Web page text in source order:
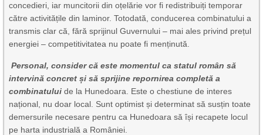
concedieri, iar muncitorii din oțelărie vor fi redistribuiți temporar
către activitățile din laminor. Totodată, conducerea combinatului a
transmis clar că, fără sprijinul Guvernului – mai ales privind prețul
energiei – competitivitatea nu poate fi menținută.
Personal, consider că este momentul ca statul român să
intervină concret și să sprijine repornirea completă a
combinatului de la Hunedoara. Este o chestiune de interes
național, nu doar local. Sunt optimist și determinat să susțin toate
demersurile necesare pentru ca Hunedoara să își recapete locul
pe harta industrială a României.